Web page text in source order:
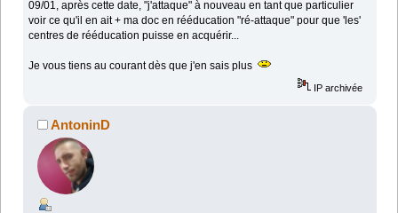
09/01, après cette date, "j'attaque" à nouveau en tant que particulier
voir ce qu'il en ait + ma doc en rééducation "ré-attaque" pour que 'les'
centres de rééducation puisse en acquérir...
Je vous tiens au courant dès que j'en sais plus
IP archivée
AntoninD